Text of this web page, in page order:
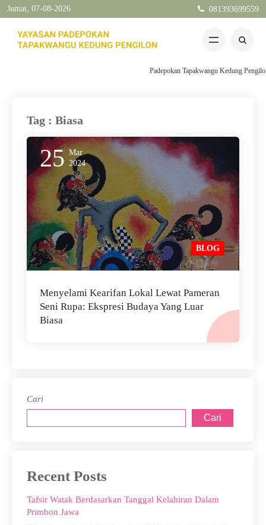
Jumat, 07-08-2026 081393699559
Padepokan Tapakwangu Kedung
Tag : Biasa
25 Mar
2024
BLOG
Menyelami Kearifan Lokal Lewat Pameran
Seni Rupa: Ekspresi Budaya Yang Luar
Biasa
Cari
Cari
Recent Posts
Tafsir Watak Berdasarkan Tanggal Kelahiran Dalam
Primbon Jawa